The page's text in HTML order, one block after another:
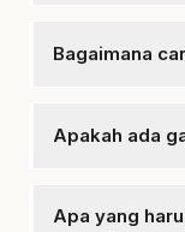
tergantung
Bagaimana
untuk
Apakah ada
yang kami
Apa yang